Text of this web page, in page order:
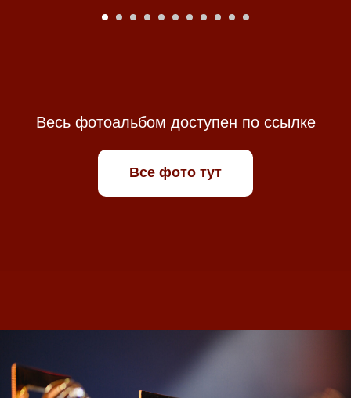
Весь фотоальбом доступен по ссылке
Все фото тут